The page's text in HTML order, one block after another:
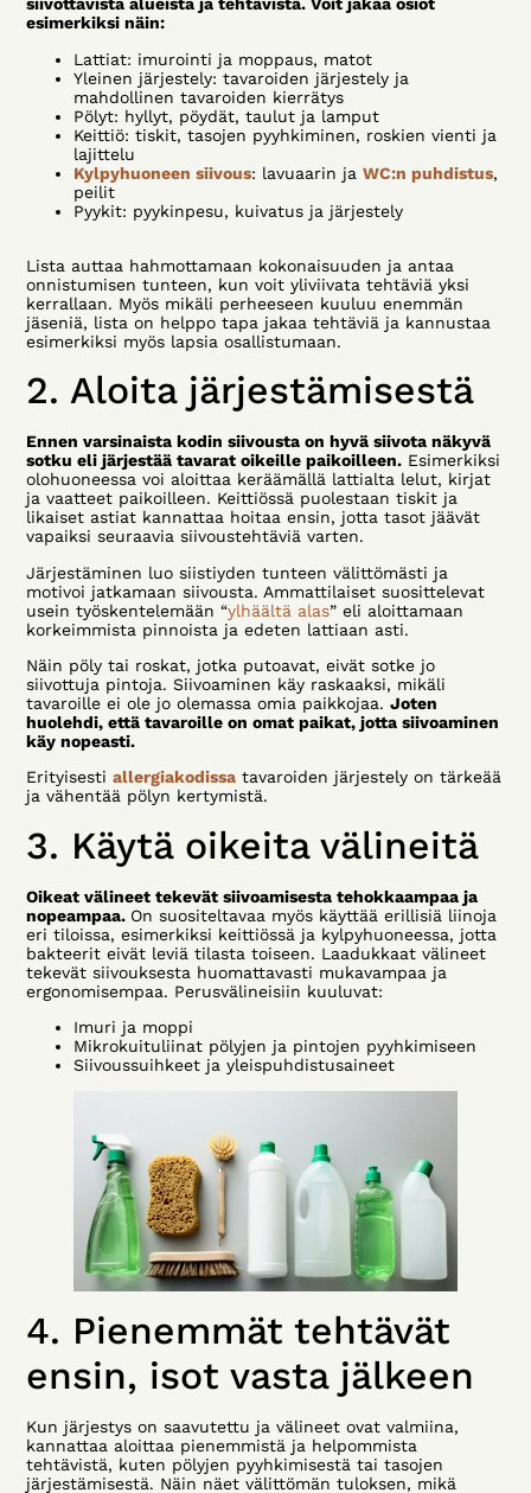
esimerkiksi näin:
Lattiat: imurointi ja moppaus, matot
Yleinen järjestely: tavaroiden järjestely ja
mahdollinen tavaroiden kierrätys
Pölyt: hyllyt, pöydät, taulut ja lamput
Keittiö: tiskit, tasojen pyyhkiminen, roskien vienti ja
lajittelu
Kylpyhuoneen siivous: lavuaarin jaWC:n puhdistus,
peilit
Pyykit: pyykinpesu, kuivatus ja järjestely
Lista auttaa hahmottamaan kokonaisuuden ja antaa
onnistumisen tunteen, kun voit yliviivata tehtäviä yksi
kerrallaan. Myös mikäli perheeseen kuuluu enemmän
jäseniä, lista on helppo tapa jakaa tehtäviä ja kannustaa
esimerkiksi myös lapsia osallistumaan.
2. Aloita järjestämisestä
Ennen varsinaista kodin siivousta on hyvä siivota näkyvä
sotku eli järjestää tavarat oikeille paikoilleen. Esimerkiksi
olohuoneessa voi aloittaa keräämällä lattialta lelut, kirjat
ja vaatteet paikoilleen. Keittiössä puolestaan tiskit ja
likaiset astiat kannattaa hoitaa ensin, jotta tasot jäävät
vapaiksi seuraavia siivoustehtäviä varten.
Järjestäminen luo siistiyden tunteen välittömästi ja
motivoi jatkamaan siivousta. Ammattilaiset suosittelevat
usein työskentelemään “ylhäältä alas” eli aloittamaan
korkeimmista pinnoista ja edeten lattiaan asti.
Näin pöly tai roskat, jotka putoavat, eivät sotke jo
siivottuja pintoja. Siivoaminen käy raskaaksi, mikäli
tavaroille ei ole jo olemassa omia paikkojaa.Joten
huolehdi, että tavaroille on omat paikat, jotta siivoaminen
käy nopeasti.
Erityisestiallergiakodissa tavaroiden järjestely on tärkeää
ja vähentää pölyn kertymistä.
3. Käytä oikeita välineitä
Oikeat välineet tekevät siivoamisesta tehokkaampaa ja
nopeampaa. On suositeltavaa myös käyttää erillisiä liinoja
eri tiloissa, esimerkiksi keittiössä ja kylpyhuoneessa, jotta
bakteerit eivät leviä tilasta toiseen. Laadukkaat välineet
tekevät siivouksesta huomattavasti mukavampaa ja
ergonomisempaa. Perusvälineisiin kuuluvat:
Imuri ja moppi
Mikrokuituliinat pölyjen ja pintojen pyyhkimiseen
Siivoussuihkeet ja yleispuhdistusaineet
4. Pienemmät tehtävät
ensin, isot vasta jälkeen
Kun järjestys on saavutettu ja välineet ovat valmiina,
kannattaa aloittaa pienemmistä ja helpommista
tehtävistä, kuten pölyjen pyyhkimisestä tai tasojen
järjestämisestä. Näin näet välittömän tuloksen, mikä